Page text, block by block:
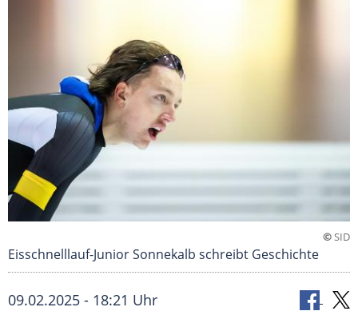
©SID
Eisschnelllauf-Junior Sonnekalb schreibt Geschichte
09.02.2025 - 18:21 Uhr